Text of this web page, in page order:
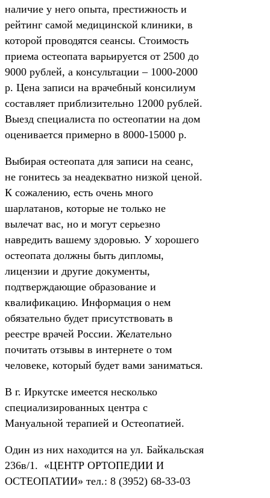
наличие у него опыта, престижность и
рейтинг самой медицинской клиники, в
которой проводятся сеансы. Стоимость
приема остеопата варьируется от 2500 до
9000 рублей, а консультации – 1000-2000
р. Цена записи на врачебный консилиум
составляет приблизительно 12000 рублей.
Выезд специалиста по остеопатии на дом
оценивается примерно в 8000-15000 р.
Выбирая остеопата для записи на сеанс,
не гонитесь за неадекватно низкой ценой.
К сожалению, есть очень много
шарлатанов, которые не только не
вылечат вас, но и могут серьезно
навредить вашему здоровью. У хорошего
остеопата должны быть дипломы,
лицензии и другие документы,
подтверждающие образование и
квалификацию. Информация о нем
обязательно будет присутствовать в
реестре врачей России. Желательно
почитать отзывы в интернете о том
человеке, который будет вами заниматься.
В г. Иркутске имеется несколько
специализированных центра с
Мануальной терапией и Остеопатией.
Один из них находится на ул. Байкальская
236в/1. «ЦЕНТР ОРТОПЕДИИ И
ОСТЕОПАТИИ» тел.: 8 (3952) 68-33-03